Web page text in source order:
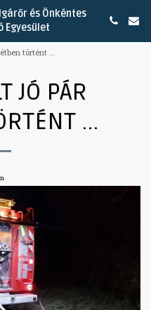
és Önkéntes
Egyesület
történt ...
JÓ PÁR
...